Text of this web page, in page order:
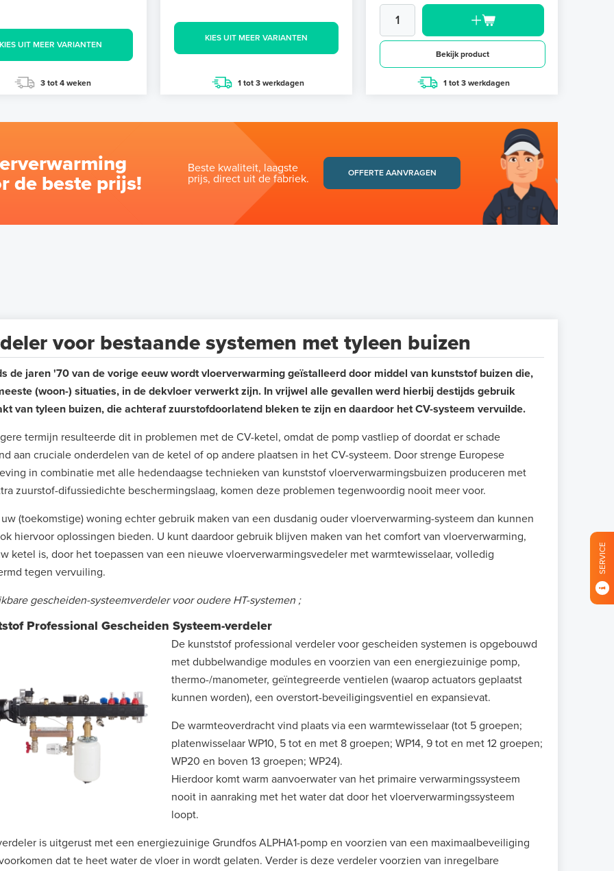
KIES UIT MEER VARIANTEN
3 tot 4 weken
KIES UIT MEER VARIANTEN
1 tot 3 werkdagen
Bekijk product
1 tot 3 werkdagen
de beste prijs!
Beste kwaliteit, laagste
prijs, direct uit de fabriek.
OFFERTE AANVRAGEN
voor bestaande systemen met tyleen buizen
de jaren '70 van de vorige eeuw wordt vloerverwarming geïstalleerd door middel van kunststof buizen die,
(woon-) situaties, in de dekvloer verwerkt zijn. In vrijwel alle gevallen werd hierbij destijds gebruik
van tyleen buizen, die achteraf zuurstofdoorlatend bleken te zijn en daardoor het CV-systeem vervuilde.
termijn resulteerde dit in problemen met de CV-ketel, omdat de pomp vastliep of doordat er schade
aan cruciale onderdelen van de ketel of op andere plaatsen in het CV-systeem. Door strenge Europese
in combinatie met alle hedendaagse technieken van kunststof vloerverwarmingsbuizen produceren met
zuurstof-difussiedichte beschermingslaag, komen deze problemen tegenwoordig nooit meer voor.
(toekomstige) woning echter gebruik maken van een dusdanig ouder vloerverwarming-systeem dan kunnen
hiervoor oplossingen bieden. U kunt daardoor gebruik blijven maken van het comfort van vloerverwarming,
ketel is, door het toepassen van een nieuwe vloerverwarmingsvedeler met warmtewisselaar, volledig
tegen vervuiling.
gescheiden-systeemverdeler voor oudere HT-systemen ;
Professional Gescheiden Systeem-verdeler
De kunststof professional verdeler voor gescheiden systemen is opgebouwd
met dubbelwandige modules en voorzien van een energiezuinige pomp,
thermo-/manometer, geïntegreerde ventielen (waarop actuators geplaatst
kunnen worden), een overstort-beveiligingsventiel en expansievat.
De warmteoverdracht vind plaats via een warmtewisselaar (tot 5 groepen;
platenwisselaar WP10, 5 tot en met 8 groepen; WP14, 9 tot en met 12 groepen;
WP20 en boven 13 groepen; WP24).
Hierdoor komt warm aanvoerwater van het primaire verwarmingssysteem
nooit in aanraking met het water dat door het vloerverwarmingssysteem
loopt.
is uitgerust met een energiezuinige Grundfos ALPHA1-pomp en voorzien van een maximaalbeveiliging
dat te heet water de vloer in wordt gelaten. Verder is deze verdeler voorzien van inregelbare
SERVICE